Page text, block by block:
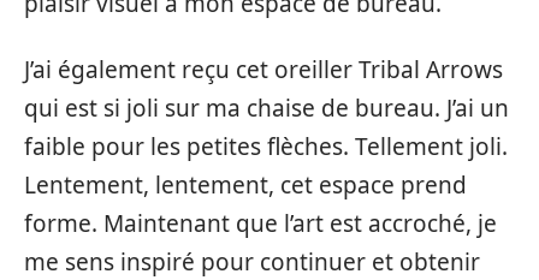
J’ai également reçu cet oreiller Tribal Arrows
qui est si joli sur ma chaise de bureau. J’ai un
faible pour les petites flèches. Tellement joli.
Lentement, lentement, cet espace prend
forme. Maintenant que l’art est accroché, je
me sens inspiré pour continuer et obtenir